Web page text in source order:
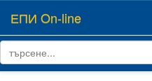
ЕПИ On-line